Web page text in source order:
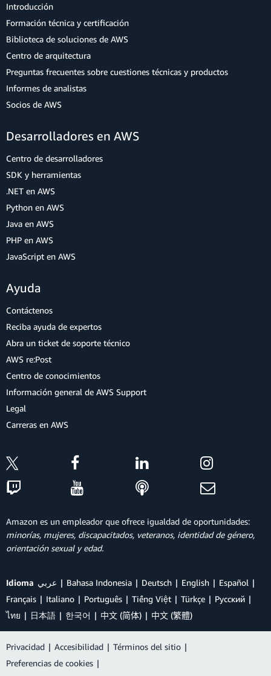
Introducción
Formación técnica y certificación
Biblioteca de soluciones de AWS
Centro de arquitectura
Preguntas frecuentes sobre cuestiones técnicas y productos
Informes de analistas
Socios de AWS
Desarrolladores en AWS
Centro de desarrolladores
SDK y herramientas
.NET en AWS
Python en AWS
Java en AWS
PHP en AWS
JavaScript en AWS
Ayuda
Contáctenos
Reciba ayuda de expertos
Abra un ticket de soporte técnico
AWS re:Post
Centro de conocimientos
Información general de AWS Support
Legal
Carreras en AWS
Amazon es un empleador que ofrece igualdad de oportunidades:
minorías, mujeres, discapacitados, veteranos, identidad de género,
orientación sexual y edad.
Idioma عربي Bahasa Indonesia Deutsch English
Español
Français
Italiano Português Tiếng Việt Türkçe
Ρусский
ไทย
日本語 한국어 中文 (简体) 中文 (繁體)
Privacidad | Accesibilidad | Términos del sitio |
Preferencias de cookies |